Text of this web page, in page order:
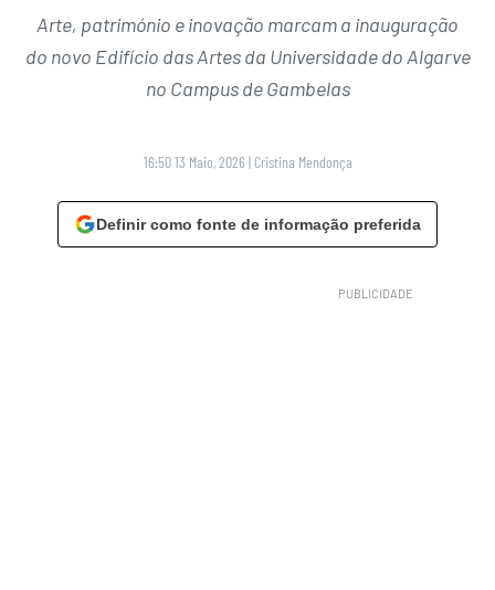
Arte, património e inovação marcam a inauguração
do novo Edifício das Artes da Universidade do Algarve
no Campus de Gambelas
16:50 13 Maio, 2026 | Cristina Mendonça
Definir como fonte de informação preferida